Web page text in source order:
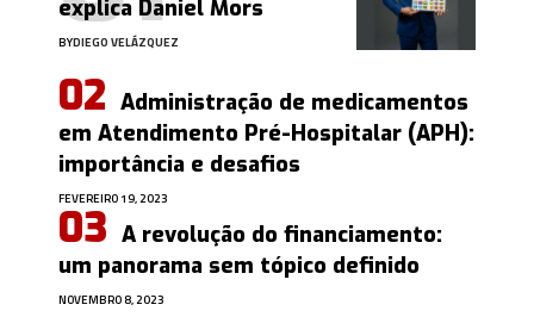
explica Daniel Mors
BYDIEGO VELÁZQUEZ
Administração de medicamentos
em Atendimento Pré-Hospitalar (APH):
importância e desafios
FEVEREIRO 19, 2023
A revolução do financiamento:
um panorama sem tópico definido
NOVEMBRO 8, 2023